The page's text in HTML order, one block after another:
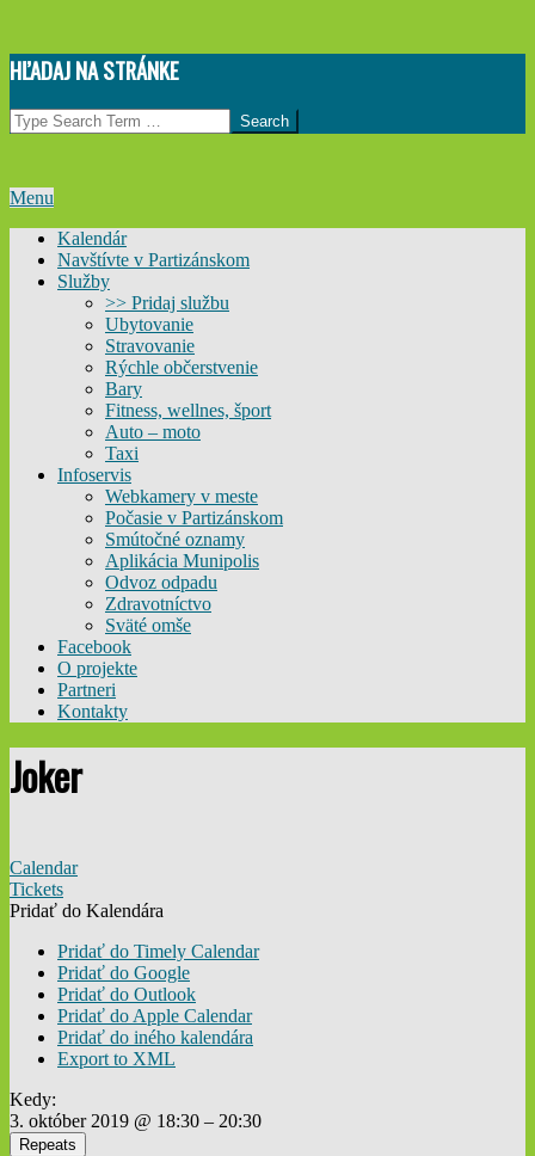
Skip
to
content
HĽADAJ NA STRÁNKE
Search
Primary
Menu
Menu
Kalendár
Navštívte v Partizánskom
Služby
>> Pridaj službu
Ubytovanie
Stravovanie
Rýchle občerstvenie
Bary
Fitness, wellnes, šport
Auto – moto
Taxi
Infoservis
Webkamery v meste
Počasie v Partizánskom
Smútočné oznamy
Aplikácia Munipolis
Odvoz odpadu
Zdravotníctvo
Sväté omše
Facebook
O projekte
Partneri
Kontakty
Joker
Calendar
Tickets
Pridať do Kalendára
Pridať do Timely Calendar
Pridať do Google
Pridať do Outlook
Pridať do Apple Calendar
Pridať do iného kalendára
Export to XML
Kedy:
3. október 2019 @ 18:30 – 20:30
Repeats